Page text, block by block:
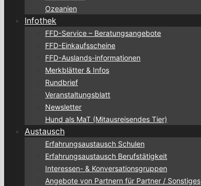
Ozeanien
Infothek
FFD-Service – Beratungsangebote
FFD-Einkaufsscheine
FFD-Auslands-informationen
Merkblätter & Infos
Rundbrief
Veranstaltungsblatt
Newsletter
Hund als MaT (Mitausreisendes Tier)
Austausch
Erfahrungsaustausch Schulen
Erfahrungsaustausch Berufstätigkeit
Interessen- & Konversationsgruppen
Angebote von Partnern für Partner / Sonstiges